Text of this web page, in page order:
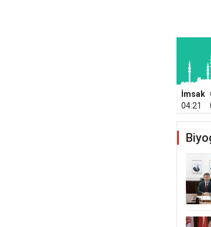
İmsak
04:21